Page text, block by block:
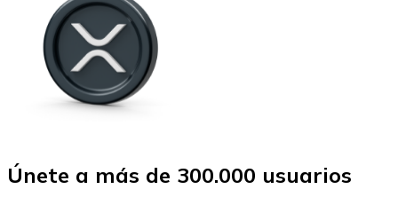
Únete a más de 300.000 usuarios